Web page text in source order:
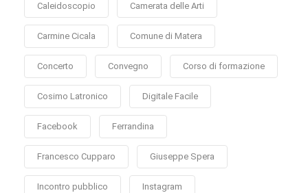
Caleidoscopio Camerata delle Arti
Carmine Cicala Comune di Matera
Concerto Convegno Corso di formazione
Cosimo Latronico Digitale Facile
Facebook Ferrandina
Francesco Cupparo Giuseppe Spera
Incontro pubblico Instagram